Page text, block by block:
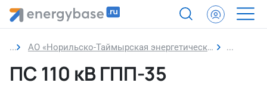
АО «Норильско-Таймырская энергетическая компания» (АО «НТЭК») ПС 110
ПС 110 кВ ГПП-35